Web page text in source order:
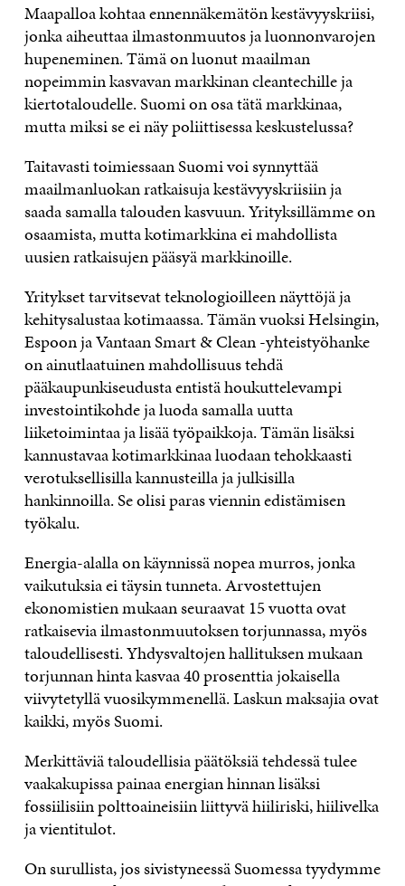
Maapalloa kohtaa ennennäkemätön kestävyyskriisi,
jonka aiheuttaa ilmastonmuutos ja luonnonvarojen
hupeneminen. Tämä on luonut maailman
nopeimmin kasvavan markkinan cleantechille ja
kiertotaloudelle. Suomi on osa tätä markkinaa,
mutta miksi se ei näy poliittisessa keskustelussa?
Taitavasti toimiessaan Suomi voi synnyttää
maailmanluokan ratkaisuja kestävyyskriisiin ja
saada samalla talouden kasvuun. Yrityksillämme on
osaamista, mutta kotimarkkina ei mahdollista
uusien ratkaisujen pääsyä markkinoille.
Yritykset tarvitsevat teknologioilleen näyttöjä ja
kehitysalustaa kotimaassa. Tämän vuoksi Helsingin,
Espoon ja Vantaan Smart & Clean -yhteistyöhanke
on ainutlaatuinen mahdollisuus tehdä
pääkaupunkiseudusta entistä houkuttelevampi
investointikohde ja luoda samalla uutta
liiketoimintaa ja lisää työpaikkoja. Tämän lisäksi
kannustavaa kotimarkkinaa luodaan tehokkaasti
verotuksellisilla kannusteilla ja julkisilla
hankinnoilla. Se olisi paras viennin edistämisen
työkalu.
Energia-alalla on käynnissä nopea murros, jonka
vaikutuksia ei täysin tunneta. Arvostettujen
ekonomistien mukaan seuraavat 15 vuotta ovat
ratkaisevia ilmastonmuutoksen torjunnassa, myös
taloudellisesti. Yhdysvaltojen hallituksen mukaan
torjunnan hinta kasvaa 40 prosenttia jokaisella
viivytetyllä vuosikymmenellä. Laskun maksajia ovat
kaikki, myös Suomi.
Merkittäviä taloudellisia päätöksiä tehdessä tulee
vaakakupissa painaa energian hinnan lisäksi
fossiilisiin polttoaineisiin liittyvä hiiliriski, hiilivelka
ja vientitulot.
On surullista, jos sivistyneessä Suomessa tyydymme